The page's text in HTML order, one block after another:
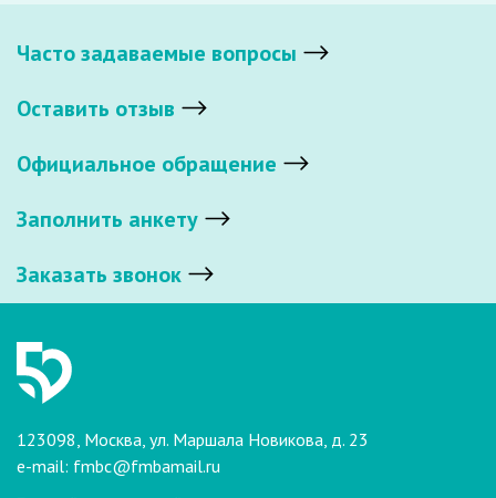
Часто задаваемые вопросы
Оставить отзыв
Официальное обращение
Заполнить анкету
Заказать звонок
123098, Москва, ул. Маршала Новикова, д. 23
e-mail: fmbc@fmbamail.ru